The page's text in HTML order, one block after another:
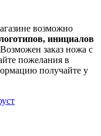
возможно
инициалов
заказ ножа с
пожелания в
получайте у